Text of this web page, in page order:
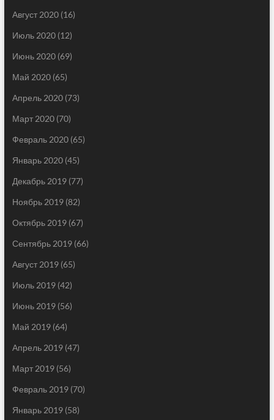
Август 2020(16)
Июль 2020(12)
Июнь 2020(69)
Май 2020(65)
Апрель 2020(73)
Март 2020(70)
Февраль 2020(65)
Январь 2020(45)
Декабрь 2019(77)
Ноябрь 2019(82)
Октябрь 2019(67)
Сентябрь 2019(66)
Август 2019(65)
Июль 2019(42)
Июнь 2019(56)
Май 2019(64)
Апрель 2019(47)
Март 2019(56)
Февраль 2019(70)
Январь 2019(58)